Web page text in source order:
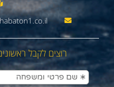
רוצים לקבל